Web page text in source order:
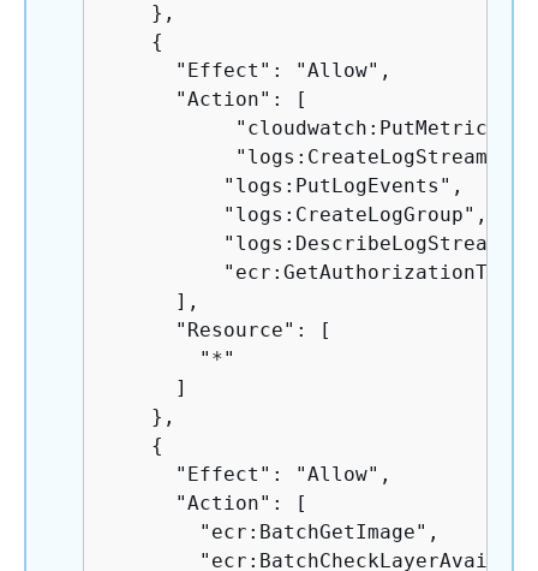
    },
{
      "Effect": "Allow",
      "Action": [
           "logs:CreateLogStream",
          "logs:PutLogEvents",
          "logs:CreateLogGroup",
          "logs:DescribeLogStreams",
      ],
      "Resource": [
        "*"
      ]
    },
{
      "Effect": "Allow",
      "Action": [
        "ecr:BatchGetImage",